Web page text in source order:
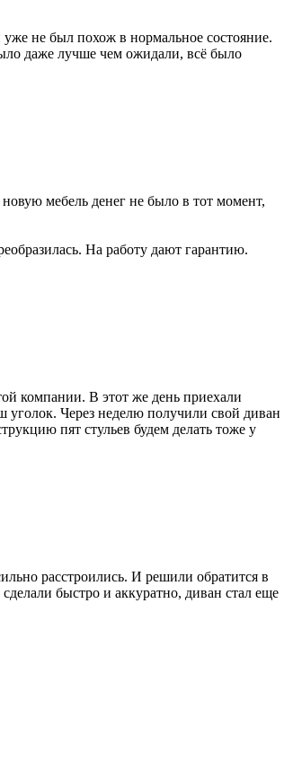
не был похож в нормальное состояние.
даже лучше чем ожидали, всё было
мебель денег не было в тот момент,
На работу дают гарантию.
компании. В этот же день приехали
уголок. Через неделю получили свой диван
пят стульев будем делать тоже у
расстроились. И решили обратится в
быстро и аккуратно, диван стал еще